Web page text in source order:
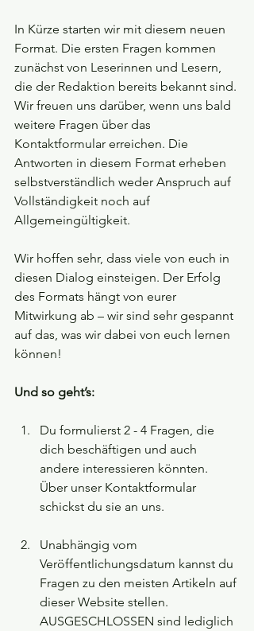
In Kürze starten wir mit diesem neuen
Format. Die ersten Fragen kommen
zunächst von Leserinnen und Lesern,
die der Redaktion bereits bekannt sind.
Wir freuen uns darüber, wenn uns bald
weitere Fragen über das
Kontaktformular erreichen. Die
Antworten in diesem Format erheben
selbstverständlich weder Anspruch auf
Vollständigkeit noch auf
Allgemeingültigkeit.
Wir hoffen sehr, dass viele von euch in
diesen Dialog einsteigen. Der Erfolg
des Formats hängt von eurer
Mitwirkung ab – wir sind sehr gespannt
auf das, was wir dabei von euch lernen
können!
Und so geht’s:
Du formulierst 2 - 4 Fragen, die
dich beschäftigen und auch
andere interessieren könnten.
Über unser Kontaktformular
schickst du sie an uns.
Unabhängig vom
Veröffentlichungsdatum kannst du
Fragen zu den meisten Artikeln auf
dieser Website stellen.
AUSGESCHLOSSEN sind lediglich